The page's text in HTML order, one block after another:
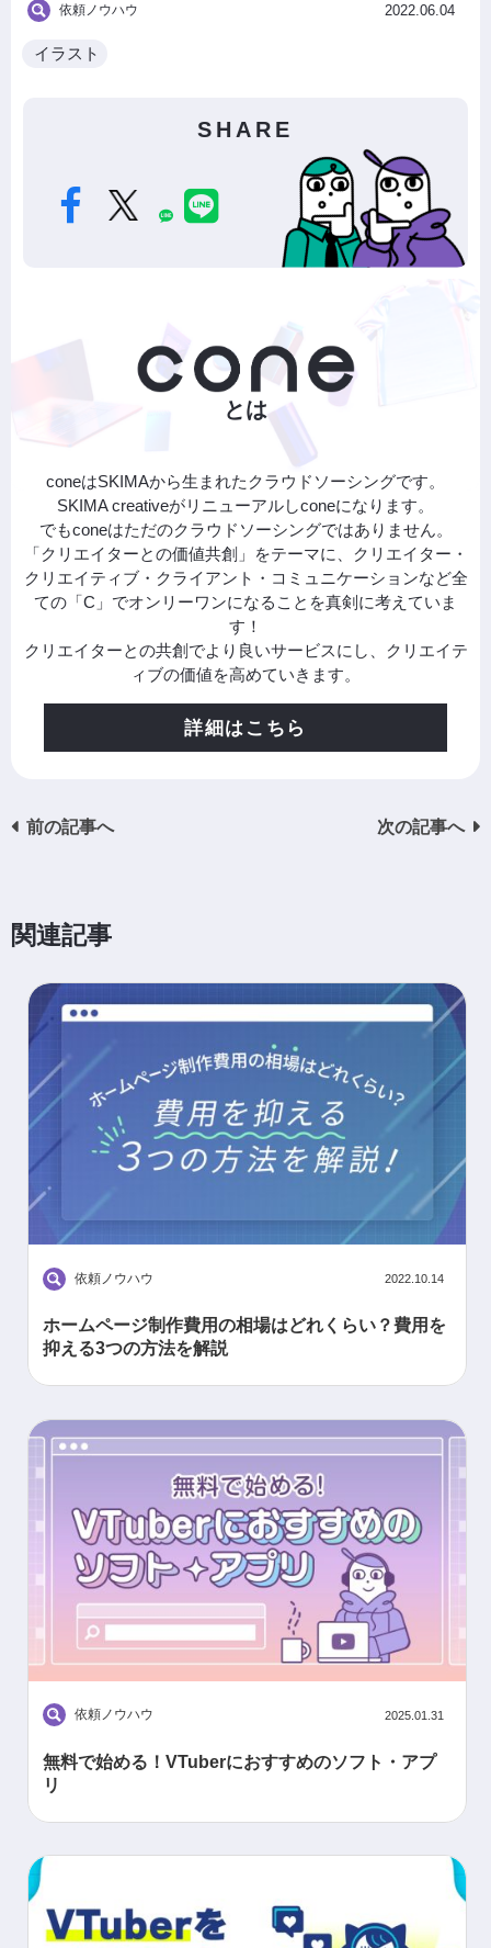
依頼ノウハウ 2022.06.04
イラスト
SHARE
とは
coneはSKIMAから生まれたクラウドソーシングです。
SKIMA creativeがリニューアルしconeになります。
でもconeはただのクラウドソーシングではありません。
「クリエイターとの価値共創」をテーマに、クリエイター・
クリエイティブ・クライアント・コミュニケーションなど全
ての「C」でオンリーワンになることを真剣に考えていま
す！
クリエイターとの共創でより良いサービスにし、クリエイテ
ィブの価値を高めていきます。
詳細はこちら
前の記事へ 次の記事へ
関連記事
依頼ノウハウ 2022.10.14
ホームページ制作費用の相場はどれくらい？費用を
抑える3つの方法を解説
依頼ノウハウ 2025.01.31
無料で始める！VTuberにおすすめのソフト・アプ
リ